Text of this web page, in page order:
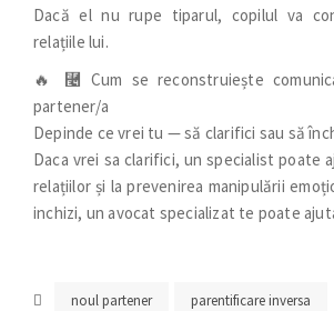
Dacă el nu rupe tiparul, copilul va
relațiile lui.
🔥 ⿤ Cum se reconstruiește
partener/a
Depinde ce vrei tu — să clarifici sau să
Daca vrei sa clarifici, un specialist poate
relațiilor și la prevenirea manipulării
inchizi, un avocat specializat te poate
noul partener parentificare inversa